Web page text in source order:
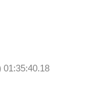
01:35:40.18